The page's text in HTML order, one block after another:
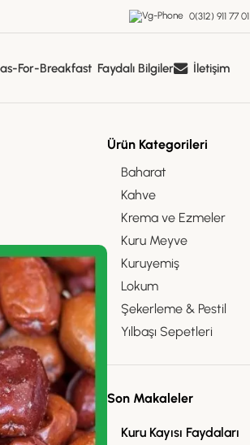
0(312) 911 77 01
Faydalı Bilgiler İletişim
Ürün Kategorileri
Baharat
Kahve
Krema ve Ezmeler
Kuru Meyve
Kuruyemiş
Lokum
Şekerleme & Pestil
Yılbaşı Sepetleri
Son Makaleler
Kuru Kayısı Faydaları